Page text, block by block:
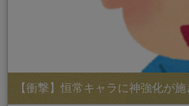
【衝撃】恒常キャラに神強化が